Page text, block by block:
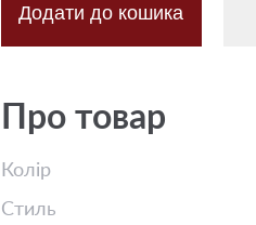
Додати до кошика
Про товар
Колір
Стиль